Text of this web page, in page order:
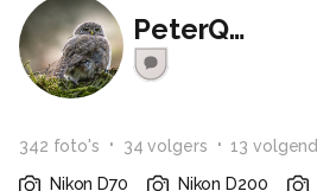
PeterQuint
342 foto's 34 volgers 13 volgend
Nikon D70
Nikon D200